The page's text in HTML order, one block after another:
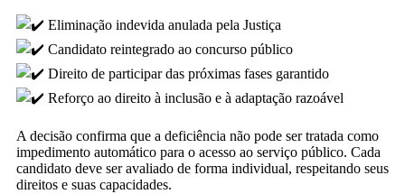
Eliminação indevida anulada pela Justiça
Candidato reintegrado ao concurso público
Direito de participar das próximas fases garantido
Reforço ao direito à inclusão e à adaptação razoável
A decisão confirma que a deficiência não pode ser tratada como
impedimento automático para o acesso ao serviço público. Cada
candidato deve ser avaliado de forma individual, respeitando seus
direitos e suas capacidades.